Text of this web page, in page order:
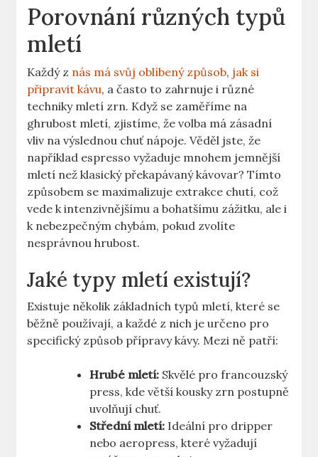
Porovnání různých typů
⁢mletí
Každý​ z nás má svůj oblíbený způsob, jak si
připravit kávu, a často to zahrnuje⁢ i různé
techniky mletí zrn. Když se zaměříme na
ghrubost mletí, zjistíme, že volba má zásadní
vliv na výslednou chuť ⁤nápoje. Věděl jste, že
například espresso vyžaduje ‍mnohem jemnější
mletí než klasický překapávaný ​kávovar? Tímto
způsobem se maximalizuje​ extrakce chutí, což
vede k intenzivnějšímu a bohatšímu zážitku, ale i
k‌ nebezpečným chybám, ‌pokud zvolíte
nesprávnou hrubost.
Jaké typy mletí existují?
Existuje několik základních typů mletí, které se
běžně používají, a každé z nich je určeno pro
specifický způsob přípravy kávy. Mezi ně patří:
Hrubé mletí: Skvělé pro francouzský
press, kde větší kousky ⁢zrn postupně
uvolňují chuť.
Střední mletí: ‌Ideální pro dripper
nebo aeropress, které vyžadují